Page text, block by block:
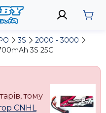
3S
2000 - 3000
3S 25C
тому
CNHL